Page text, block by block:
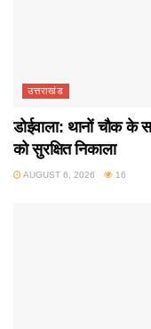
उत्तराखंड
डोईवाला: थानों चौक के
को सुरक्षित निकाला
AUGUST 6, 2026 16